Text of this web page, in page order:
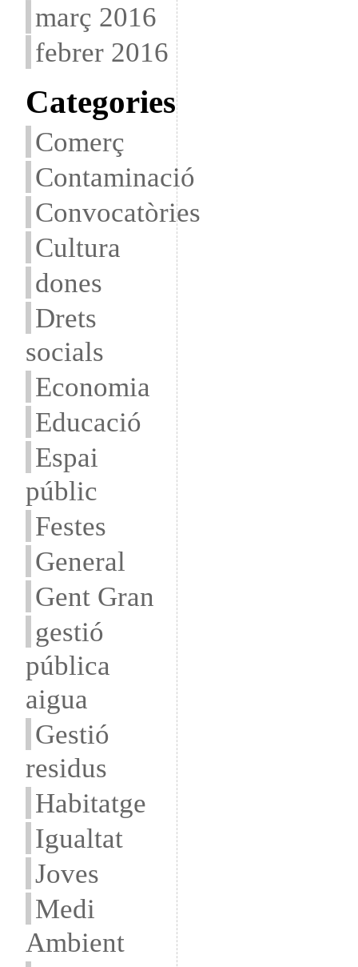
març 2016
febrer 2016
Categories
Comerç
Contaminació
Convocatòries
Cultura
dones
Drets
socials
Economia
Educació
Espai
públic
Festes
General
Gent Gran
gestió
pública
aigua
Gestió
residus
Habitatge
Igualtat
Joves
Medi
Ambient